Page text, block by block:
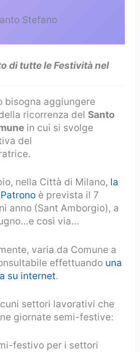
Stefano
di tutte le Festività nel
bisogna aggiungere
ricorrenza del Santo
in cui si svolge
del
nella Città di Milano, la
è prevista il 7
anno (Sant Amborgio), a
così via…
varia da Comune a
effettuando una
su internet.
settori lavorativi che
giornate semi-festive:
festivo per i settori